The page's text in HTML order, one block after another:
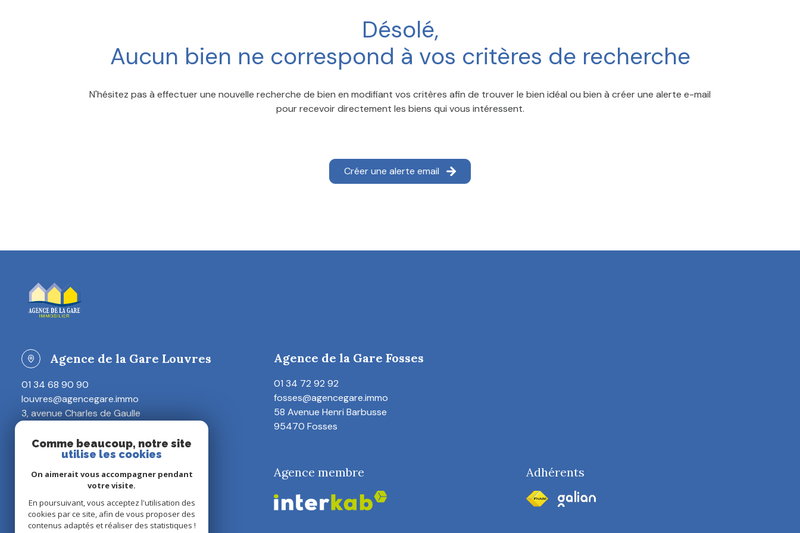
Désolé,
Aucun bien ne correspond à vos critères de recherche
N'hésitez pas à effectuer une nouvelle recherche de bien en modifiant vos critères afin de trouver le bien idéal ou bien à créer une alerte e-mail
pour recevoir directement les biens qui vous intéressent.
Créer une alerte email
Agence de la Gare Fosses
01 34 72 92 92
fosses@agencegare.immo
58 Avenue Henri Barbusse
95470 Fosses
Agence de la Gare Louvres
01 34 68 90 90
louvres@agencegare.immo
3, avenue Charles de Gaulle
Restons connectés Agence membre Adhérents
Comme beaucoup, notre site
utilise les cookies
On aimerait vous accompagner pendant
votre visite.
En poursuivant, vous acceptez l'utilisation des
cookies par ce site, afin de vous proposer des
contenus adaptés et réaliser des statistiques !